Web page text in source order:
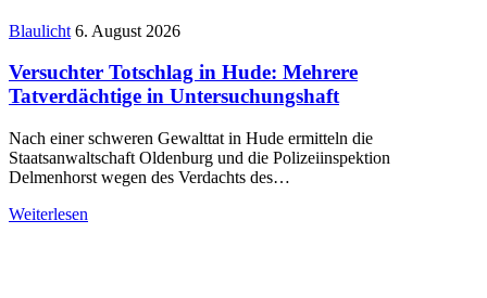
Blaulicht 6. August 2026
Versucht­er Totschlag in Hude: Mehrere
Tatverdächtige in Untersuchungshaft
Nach einer schweren Gewalttat in Hude ermitteln die
Staatsanwaltschaft Oldenburg und die Polizeiinspektion
Delmenhorst wegen des Verdachts des…
Weiterlesen